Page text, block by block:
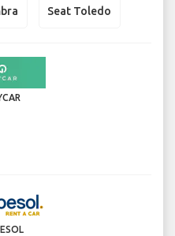
Seat Toledo